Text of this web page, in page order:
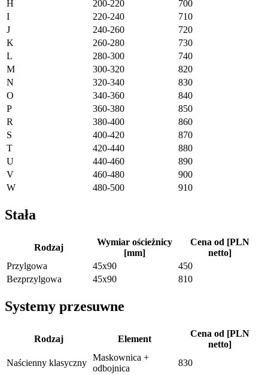
H 200-220
700
I
220-240
710
J
240-260
720
K
260-280
730
L
280-300
740
M
300-320
820
N
320-340
830
O
340-360
840
P
360-380
850
R
380-400
860
S
400-420
870
T
420-440
880
U
440-460
890
V
460-480
900
W
480-500 910
Stała
Rodzaj
Wymiar ościeżnicy
[mm]
Cena od [PLN
netto]
Przylgowa
45x90
450
Bezprzylgowa
45x90 810
Systemy przesuwne
Rodzaj Element
Cena od [PLN
netto]
Naścienny klasyczny
Maskownica +
odbojnica
830